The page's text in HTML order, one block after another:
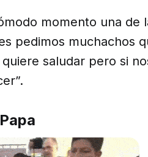
momento una de
pedimos muchachos
quiere saludar pero si